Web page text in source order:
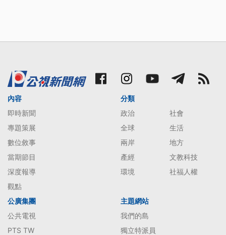
內容
即時新聞
專題策展
數位敘事
當期節目
深度報導
觀點
分類
政治
社會
全球
生活
兩岸
地方
產經
文教科技
環境
社福人權
公廣集團
公共電視
PTS TW
主題網站
我們的島
獨立特派員